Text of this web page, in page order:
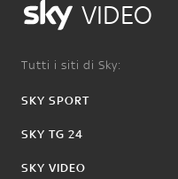
VIDEO
Tutti i siti di Sky:
SKY SPORT
SKY TG 24
SKY VIDEO